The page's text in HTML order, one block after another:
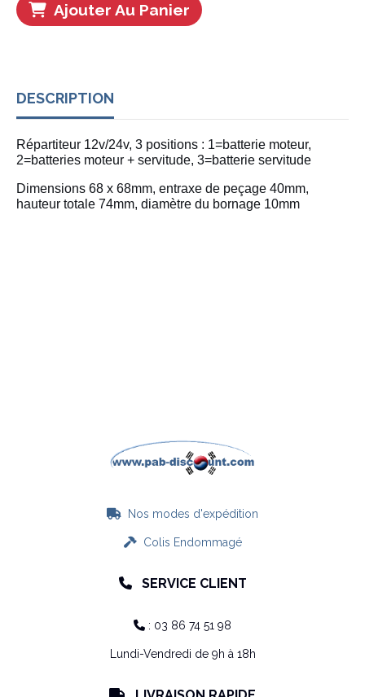
Ajouter Au Panier
DESCRIPTION
Répartiteur 12v/24v, 3 positions : 1=batterie moteur,
2=batteries moteur + servitude, 3=batterie servitude
Dimensions 68 x 68mm, entraxe de peçage 40mm,
hauteur totale 74mm, diamètre du bornage 10mm
 Nos modes d'expédition
Colis Endommagé
 SERVICE CLIENT
 : 03 86 74 51 98
Lundi-Vendredi de 9h à 18h
